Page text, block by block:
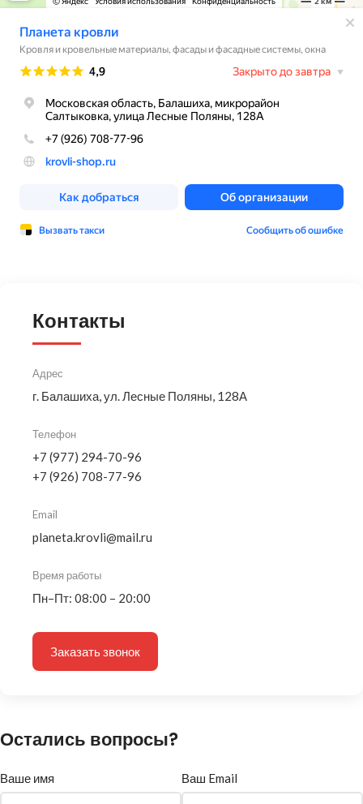
Контакты
Адрес
г. Балашиха, ул. Лесные Поляны, 128А
Телефон
+7 (977) 294-70-96
+7 (926) 708-77-96
Email
planeta.krovli@mail.ru
Время работы
Пн–Пт: 08:00 – 20:00
Заказать звонок
Остались вопросы?
Ваше имя Ваш Email